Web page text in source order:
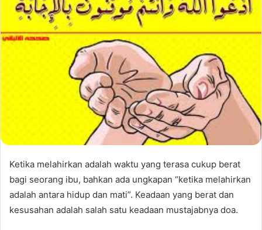
Ketika melahirkan adalah waktu yang terasa cukup berat
bagi seorang ibu, bahkan ada ungkapan “ketika melahirkan
adalah antara hidup dan mati”. Keadaan yang berat dan
kesusahan adalah salah satu keadaan mustajabnya doa.